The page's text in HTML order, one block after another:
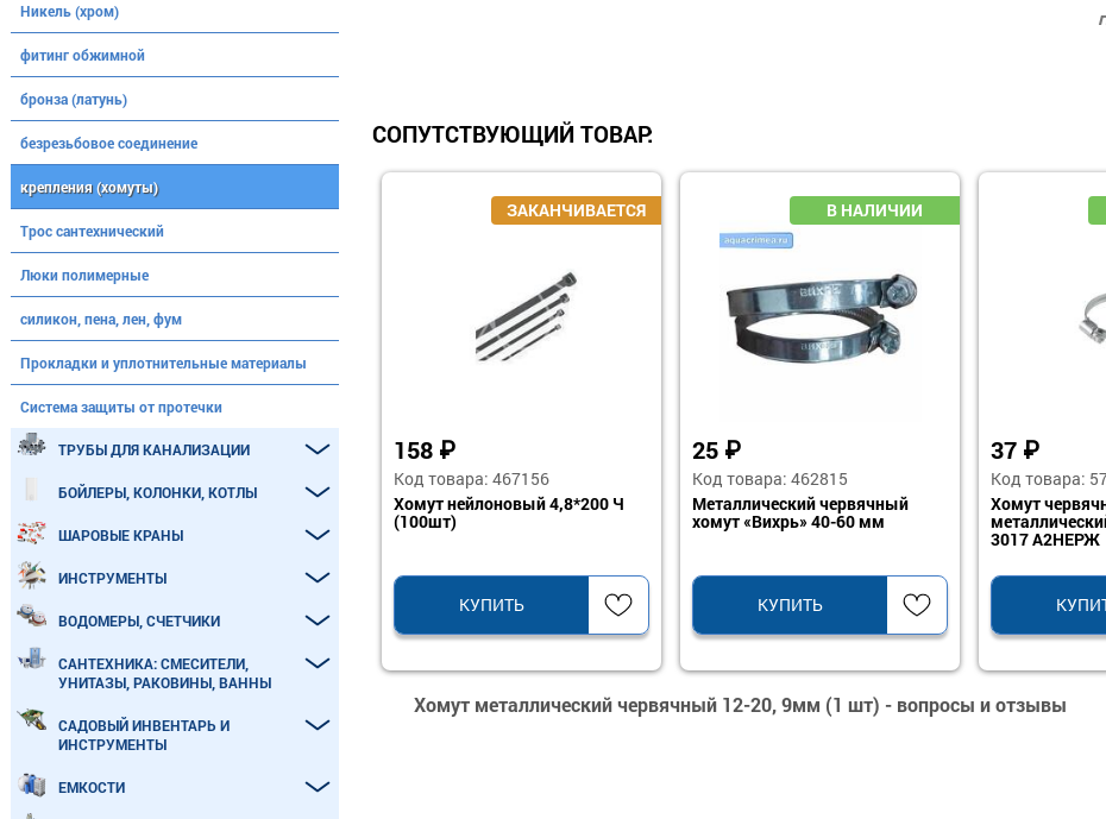
СОПУТСТВУЮЩИЙ ТОВАР:
158 ₽
Код товара: 467156
Хомут нейлоновый 4,8*200 Ч
(100шт)
КУПИТЬ
25 ₽
Код товара: 462815
Металлический червячный
хомут «Вихрь» 40-60 мм
КУПИТЬ
37 ₽
Код товара:
Хомут
3017 А2НЕРЖ
Хомут металлический червячный 12-20, 9мм (1 шт) - вопросы и отзывы
Никель (хром)
фитинг обжимной
бронза (латунь)
безрезьбовое соединение
крепления (хомуты)
Трос сантехнический
Люки полимерные
силикон, пена, лен, фум
Прокладки и уплотнительные материалы
Система защиты от протечки
ТРУБЫ ДЛЯ КАНАЛИЗАЦИИ
БОЙЛЕРЫ, КОЛОНКИ, КОТЛЫ
ШАРОВЫЕ КРАНЫ
ИНСТРУМЕНТЫ
ВОДОМЕРЫ, СЧЕТЧИКИ
САНТЕХНИКА: СМЕСИТЕЛИ,
УНИТАЗЫ, РАКОВИНЫ, ВАННЫ
САДОВЫЙ ИНВЕНТАРЬ И
ИНСТРУМЕНТЫ
ЕМКОСТИ